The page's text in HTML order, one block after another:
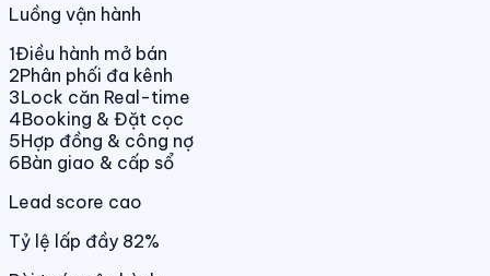
Luồng vận hành
1Điều hành mở bán
2Phân phối đa kênh
3Lock căn Real-time
4Booking & Đặt cọc
5Hợp đồng & công nợ
6Bàn giao & cấp sổ
Lead score cao
Tỷ lệ lấp đầy 82%